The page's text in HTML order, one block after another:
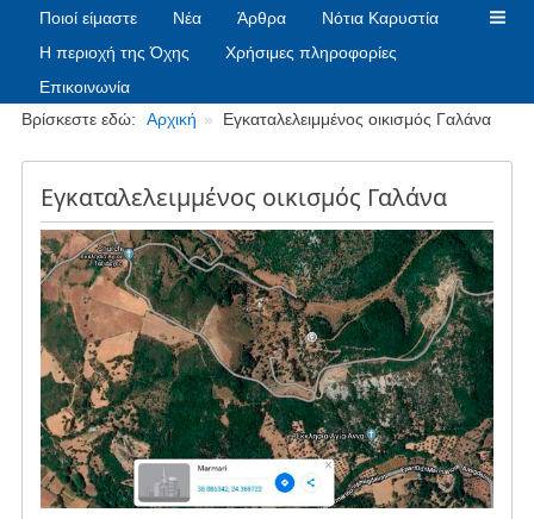
Ποιοί είμαστε Νέα Άρθρα
Νότια Καρυστία
Η περιοχή της Όχης
Χρήσιμες πληροφορίες
Επικοινωνία
Breadcrumbs
Βρίσκεστε εδώ: Αρχική Εγκαταλελειμμένος οικισμός Γαλάνα
Εγκαταλελειμμένος οικισμός Γαλάνα